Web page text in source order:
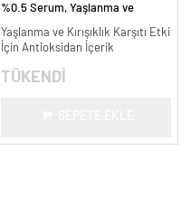
%0.5 Serum, Yaşlanma ve
Yaşlanma ve Kırışıklık Karşıtı Etki
İçin Antioksidan İçerik
TÜKENDİ